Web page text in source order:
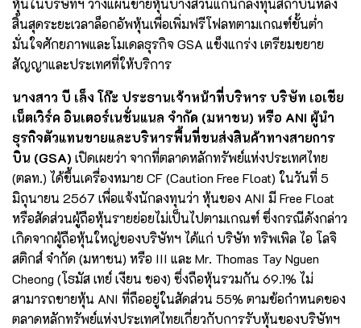
สิ้นสุดระยะเวลาล็อกอัพหุ้นเพื่อเพิ่มฟรีโฟลทตามเกณฑ์ขั้นต่ำ
มั่นใจศักยภาพและโมเดลธุรกิจ GSA แข็งแกร่ง เตรียมขยาย
สัญญาและประเทศที่ให้บริการ
นางสาว บี เล็ง โก๊ะ ประธานเจ้าหน้าที่บริหาร บริษัท เอเชีย
เน็ตเวิร์ค อินเตอร์เนชั่นแนล จำกัด (มหาชน) หรือ ANI ผู้นำ
ธุรกิจตัวแทนขายและบริหารพื้นที่ขนส่งสินค้าทางสายการ
บิน (GSA) เปิดเผยว่า จากที่ตลาดหลักทรัพย์แห่งประเทศไทย
(ตลท.) ได้ขึ้นเครื่องหมาย CF (Caution Free Float) ในวันที่ 5
มิถุนายน 2567 เพื่อแจ้งนักลงทุนว่า หุ้นของ ANI มี Free Float
หรือสัดส่วนผู้ถือหุ้นรายย่อยไม่เป็นไปตามเกณฑ์ ซึ่งกรณีดังกล่าว
เกิดจากผู้ถือหุ้นใหญ่ของบริษัทฯ ได้แก่ บริษัท ทริพเพิล ไอ โลจิ
สติกส์ จำกัด (มหาชน) หรือ III และ Mr. Thomas Tay Nguen
Cheong (โธมัส เทย์ เงียน ชอง) ซึ่งถือหุ้นรวมกัน 69.1% ไม่
สามารถขายหุ้น ANI ที่ถืออยู่ในสัดส่วน 55% ตามข้อกำหนดของ
ตลาดหลักทรัพย์แห่งประเทศไทยเกี่ยวกับการรับหุ้นของบริษัทฯ